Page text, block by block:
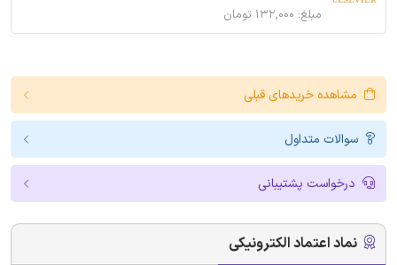
مبلغ: ۱۳۲,۰۰۰ تومان
مشاهده خریدهای قبلی
سوالات متداول
درخواست پشتیبانی
نماد اعتماد الکترونیکی